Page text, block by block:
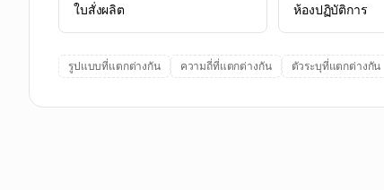
ใบสั่งผลิต ห้องปฏิบัติการ
รูปแบบที่แตกต่างกัน ความถี่ที่แตกต่างกัน ตัวระบุที่แตกต่างกัน